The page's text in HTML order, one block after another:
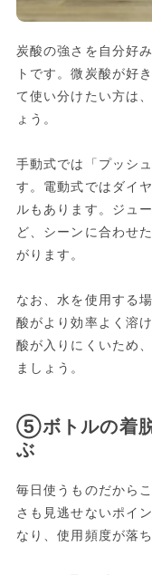
炭酸の強さを自分好
トです。微炭酸が好
て使い分けたい方は
ょう。
手動式では「プッシ
す。電動式ではダイ
ルもあります。ジュ
ど、シーンに合わせ
がります。
なお、水を使用する
酸がより効率よく溶
酸が入りにくいため
ましょう。
⑤ボトルの着
ぶ
毎日使うものだから
さも見逃せないポイ
なり、使用頻度が落